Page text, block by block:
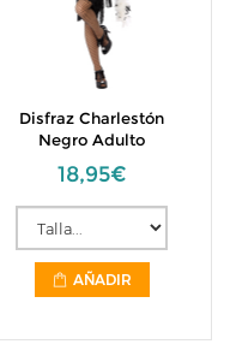
Disfraz Charlestón
Negro Adulto
18,95€
AÑADIR